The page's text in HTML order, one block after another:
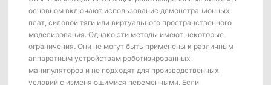
Платформа обучения роботов ShadowEngine
Инструменты для разработчиков
Многомодальный сбор и управление данными
Интеграции
основном включают использование демонстрационных
плат, силовой тяги или виртуального пространственного
моделирования. Однако эти методы имеют некоторые
ограничения. Они не могут быть применены к различным
аппаратным устройствам роботизированных
манипуляторов и не подходят для производственных
условий с изменяющимися переменными. Если